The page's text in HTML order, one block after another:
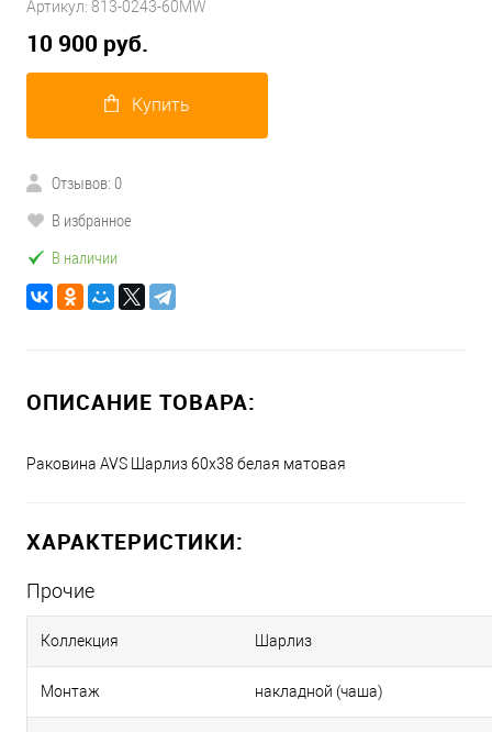
Артикул: 813-0243-60MW
10 900 руб.
Купить
Отзывов: 0
В избранное
В наличии
ОПИСАНИЕ ТОВАРА:
Раковина AVS Шарлиз 60x38 белая матовая
ХАРАКТЕРИСТИКИ:
Прочие
Коллекция Шарлиз
Монтаж накладной (чаша)